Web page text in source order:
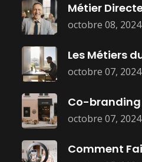
octobre 08, 2024
octobre 07, 2024
octobre 07, 2024